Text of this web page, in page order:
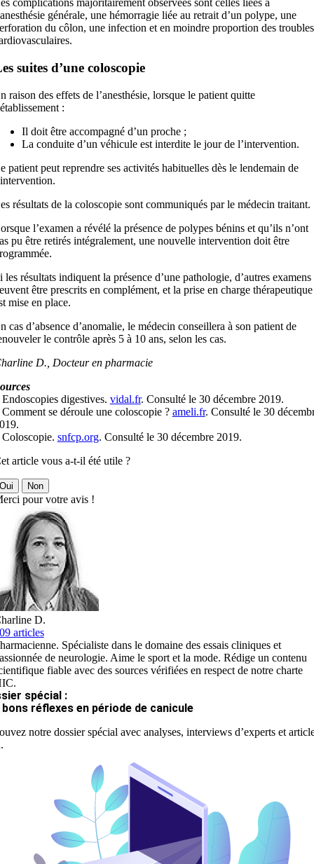
complications majoritairement observées sont celles liées à
générale, une hémorragie liée au retrait d’un polype, une
du côlon, une infection et en moindre proportion des troubles
suites d’une coloscopie
raison des effets de l’anesthésie, lorsque le patient quitte
:
Il doit être accompagné d’un proche ;
La conduite d’un véhicule est interdite le jour de l’intervention.
patient peut reprendre ses activités habituelles dès le lendemain de
résultats de la coloscopie sont communiqués par le médecin traitant.
l’examen a révélé la présence de polypes bénins et qu’ils n’ont
pu être retirés intégralement, une nouvelle intervention doit être
les résultats indiquent la présence d’une pathologie, d’autres examens
être prescrits en complément, et la prise en charge thérapeutique
mise en place.
cas d’absence d’anomalie, le médecin conseillera à son patient de
le contrôle après 5 à 10 ans, selon les cas.
D., Docteur en pharmacie
digestives. vidal.fr. Consulté le 30 décembre 2019.
se déroule une coloscopie ? ameli.fr. Consulté le 30
snfcp.org. Consulté le 30 décembre 2019.
article vous a-t-il été utile ?
Non
pour votre avis !
D.
articles
Spécialiste dans le domaine des essais cliniques et
de neurologie. Aime le sport et la mode. Rédige un contenu
fiable avec des sources vérifiées en respect de notre charte
spécial :
bons réflexes en période de canicule
notre dossier spécial avec analyses, interviews d’experts et